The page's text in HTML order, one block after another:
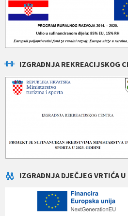
IZGRADNJA REKREACIJSKOG
IZGRADNJA DJEČJEG VRTIĆA